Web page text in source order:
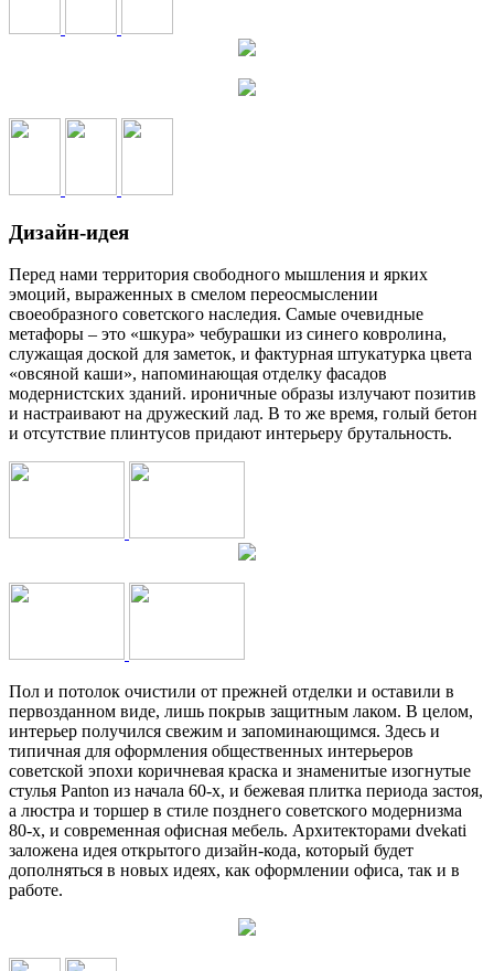
Дизайн-идея
Перед нами территория свободного мышления и ярких
эмоций, выраженных в смелом переосмыслении
своеобразного советского наследия. Самые очевидные
метафоры – это «шкура» чебурашки из синего ковролина,
служащая доской для заметок, и фактурная штукатурка цвета
«овсяной каши», напоминающая отделку фасадов
модернистских зданий. ироничные образы излучают позитив
и настраивают на дружеский лад. В то же время, голый бетон
и отсутствие плинтусов придают интерьеру брутальность.
Пол и потолок очистили от прежней отделки и оставили в
первозданном виде, лишь покрыв защитным лаком. В целом,
интерьер получился свежим и запоминающимся. Здесь и
типичная для оформления общественных интерьеров
советской эпохи коричневая краска и знаменитые изогнутые
стулья Panton из начала 60-х, и бежевая плитка периода застоя,
а люстра и торшер в стиле позднего советского модернизма
80-х, и современная офисная мебель. Архитекторами dvekati
заложена идея открытого дизайн-кода, который будет
дополняться в новых идеях, как оформлении офиса, так и в
работе.